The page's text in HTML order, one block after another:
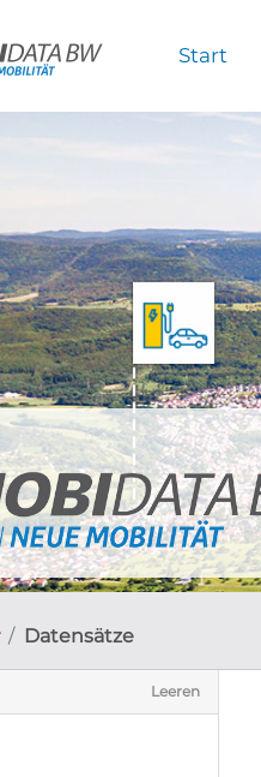
Start
Datensätze
Leeren